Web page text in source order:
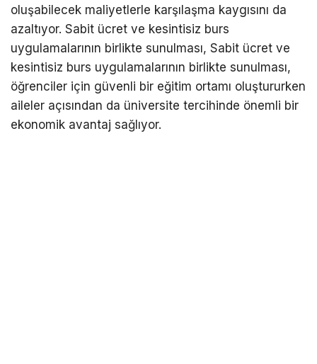
oluşabilecek maliyetlerle karşılaşma kaygısını da
azaltıyor. Sabit ücret ve kesintisiz burs
uygulamalarının birlikte sunulması, Sabit ücret ve
kesintisiz burs uygulamalarının birlikte sunulması,
öğrenciler için güvenli bir eğitim ortamı oluştururken
aileler açısından da üniversite tercihinde önemli bir
ekonomik avantaj sağlıyor.